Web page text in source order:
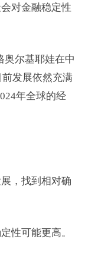
对金融稳定性
奥尔基耶娃在中
发展依然充满
年全球的经
，找到相对确
性可能更高。